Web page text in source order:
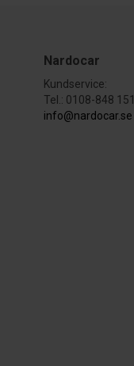
Nardocar
Kundservice:
Tel.: 0108-848 151
info@nardocar.se